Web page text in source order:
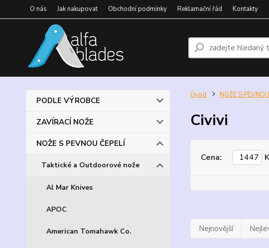
O nás Jak nakupovat Obchodní podmínky Reklamační řád Kontakty
PODLE VÝROBCE
ZAVÍRACÍ NOŽE
NOŽE S PEVNOU ČEPELÍ
Taktické a Outdoorové nože
Al Mar Knives
APOC
American Tomahawk Co.
Úvod NOŽE S
Civivi
Cena:
Nejnovější